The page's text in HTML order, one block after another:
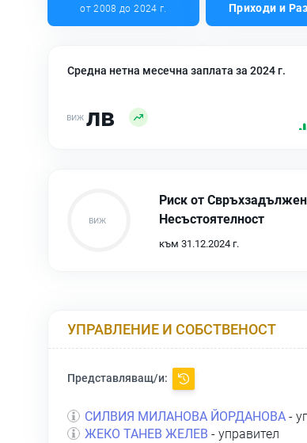
от 2008 до 2024 г.
Приходи и
Средна нетна месечна заплата за 2024 г.
лв
Риск от
Несъстоятелност
към 31.12.2024 г.
УПРАВЛЕНИЕ И СОБСТВЕНОСТ
Представляващ/и:
СИЛВИЯ МИЛАНОВА ЙОРДАНОВА -
ЖЕКО ТАНЕВ ЖЕЛЕВ - управител